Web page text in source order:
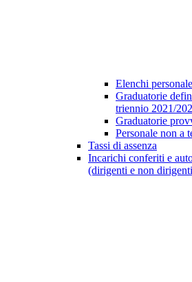
Elenchi
Graduatorie
triennio 2021/
Graduatorie
Personale non a
Tassi di assenza
Incarichi conferiti e
(dirigenti e non